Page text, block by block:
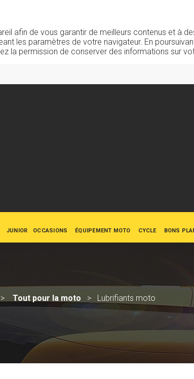
afin de vous garantir de meilleurs contenus et à
les paramètres de votre navigateur. En
la permission de conserver des informations sur
JUNIOR OCCASIONS ÉQUIPEMENT MOTO CYCLE BONS
Tout pour la moto Lubrifiants moto